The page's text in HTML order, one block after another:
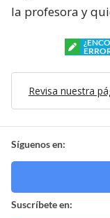
la profesora y
Revisa nuestra
Síguenos en:
Suscríbete en: